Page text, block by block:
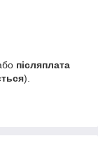
післяплата
).